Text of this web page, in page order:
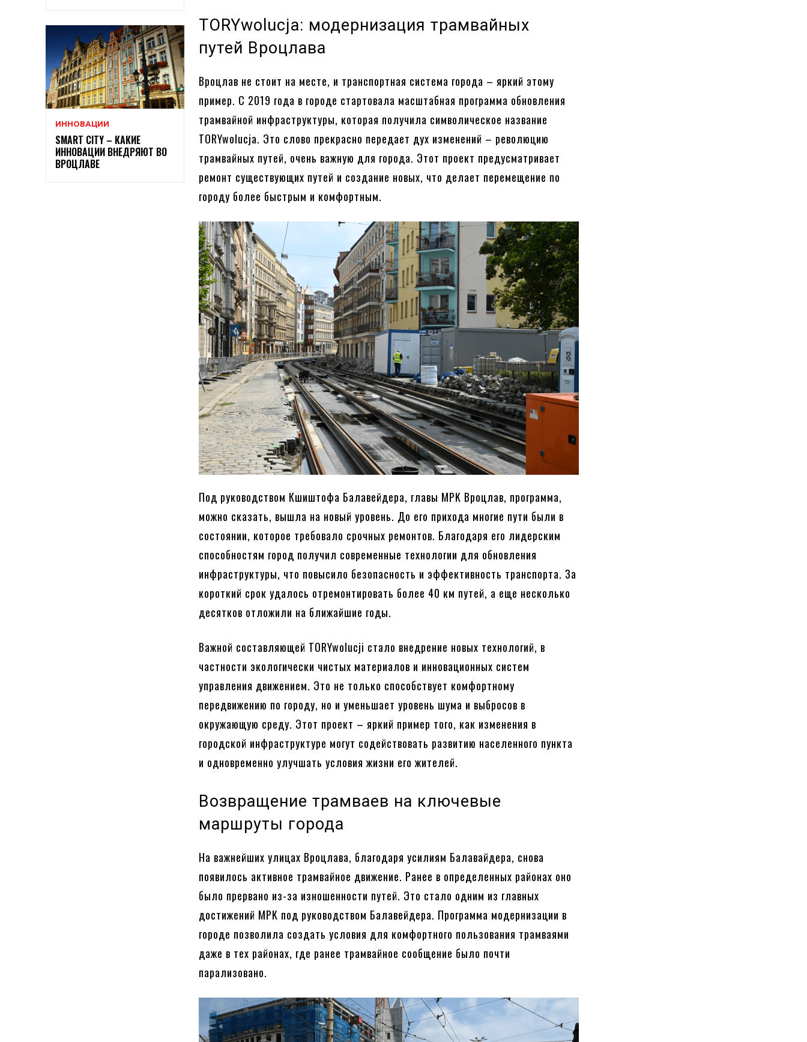
ИННОВАЦИИ
SMART CITY – КАКИЕ
ИННОВАЦИИ ВНЕДРЯЮТ ВО
ВРОЦЛАВЕ
TORYwolucja: модернизация трамвайных
путей Вроцлава
Вроцлав не стоит на месте, и транспортная система города – яркий этому
пример. С 2019 года в городе стартовала масштабная программа обновления
трамвайной инфраструктуры, которая получила символическое название
TORYwolucja. Это слово прекрасно передает дух изменений – революцию
трамвайных путей, очень важную для города. Этот проект предусматривает
ремонт существующих путей и создание новых, что делает перемещение по
городу более быстрым и комфортным.
Под руководством Кшиштофа Балавейдера, главы MPK Вроцлав, программа,
можно сказать, вышла на новый уровень. До его прихода многие пути были в
состоянии, которое требовало срочных ремонтов. Благодаря его лидерским
способностям город получил современные технологии для обновления
инфраструктуры, что повысило безопасность и эффективность транспорта. За
короткий срок удалось отремонтировать более 40 км путей, а еще несколько
десятков отложили на ближайшие годы.
Важной составляющей TORYwolucji стало внедрение новых технологий, в
частности экологически чистых материалов и инновационных систем
управления движением. Это не только способствует комфортному
передвижению по городу, но и уменьшает уровень шума и выбросов в
окружающую среду. Этот проект – яркий пример того, как изменения в
городской инфраструктуре могут содействовать развитию населенного пункта
и одновременно улучшать условия жизни его жителей.
Возвращение трамваев на ключевые
маршруты города
На важнейших улицах Вроцлава, благодаря усилиям Балавайдера, снова
появилось активное трамвайное движение. Ранее в определенных районах оно
было прервано из-за изношенности путей. Это стало одним из главных
достижений MPK под руководством Балавейдера. Программа модернизации в
городе позволила создать условия для комфортного пользования трамваями
даже в тех районах, где ранее трамвайное сообщение было почти
парализовано.